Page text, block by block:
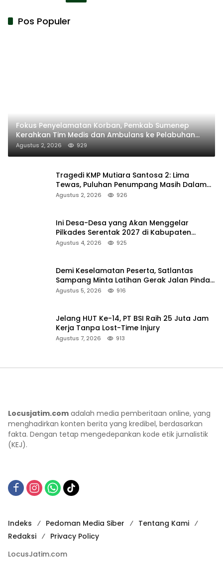
Pos Populer
Fokus Penyelamatan Korban, Pemkab Sumenep
Kerahkan Tim Medis dan Ambulans ke Pelabuhan
Kalianget
Agustus 2, 2026 929
Tragedi KMP Mutiara Santosa 2: Lima
Tewas, Puluhan Penumpang Masih Dalam
Pencarian
Agustus 2, 2026 926
Ini Desa-Desa yang Akan Menggelar
Pilkades Serentak 2027 di Kabupaten
Sumenep
Agustus 4, 2026 925
Demi Keselamatan Peserta, Satlantas
Sampang Minta Latihan Gerak Jalan Pindah
ke Lokasi Aman
Agustus 5, 2026 916
Jelang HUT Ke-14, PT BSI Raih 25 Juta Jam
Kerja Tanpa Lost-Time Injury
Agustus 7, 2026 913
Locusjatim.com adalah media pemberitaan online, yang
menghadirkan konten berita yang kredibel, berdasarkan
fakta. Dengan tetap mengedepankan kode etik jurnalistik
(KEJ).
Indeks Pedoman Media Siber
Tentang Kami
Redaksi
Privacy Policy
LocusJatim.com